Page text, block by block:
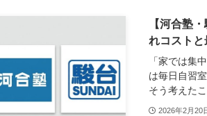
【河合塾
れコスト
「家では集
は毎日自習
そう考えたこ
2026年2月20